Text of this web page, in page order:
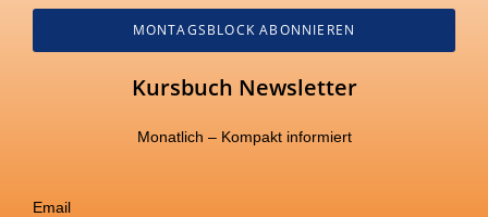
MONTAGSBLOCK ABONNIEREN
Kursbuch Newsletter
Monatlich – Kompakt informiert
Email